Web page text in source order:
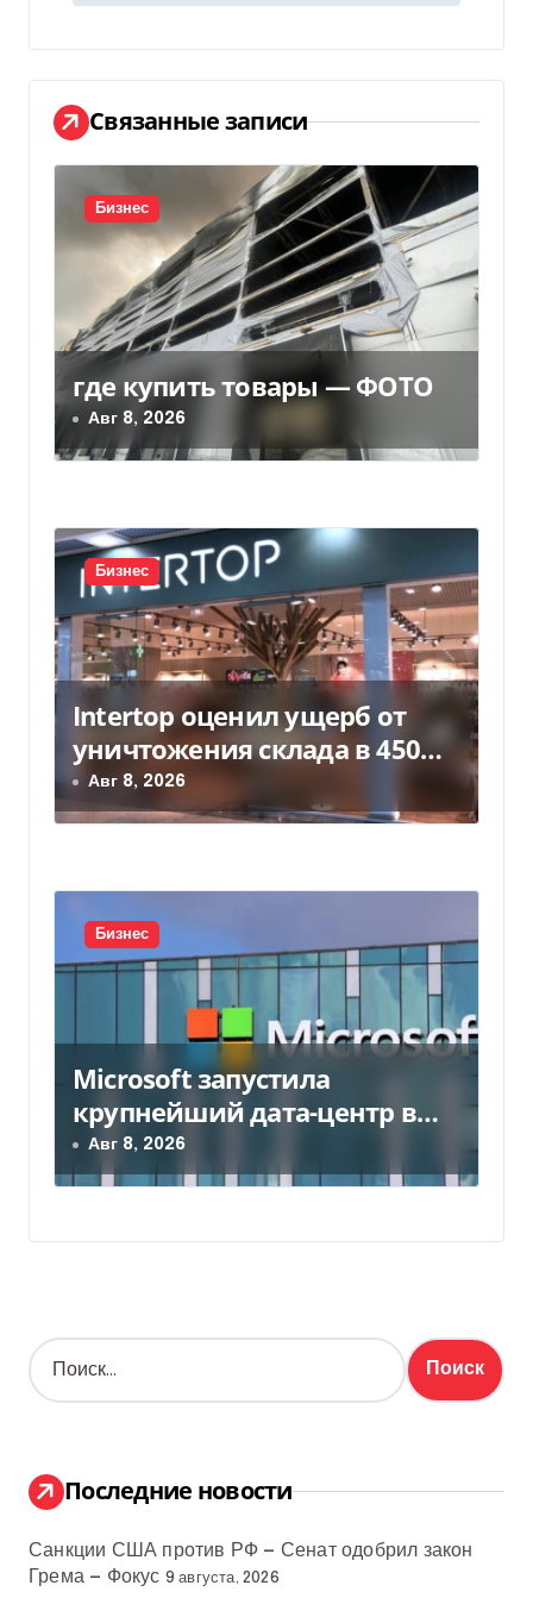
а
ц
и
я
о
з
а
п
и
с
я
м
Связанные записи
Бизнес
где купить товары — ФОТО
Авг 8, 2026
Бизнес
Intertop оценил ущерб от
уничтожения склада в 450
млн грн
Авг 8, 2026
Бизнес
Microsoft запустила
крупнейший дата-центр в
Индии за $20,5 миллиарда
Авг 8, 2026
Н
а
:
Последние новости
Санкции США против РФ — Сенат одобрил закон
Грема — Фокус 9 августа, 2026